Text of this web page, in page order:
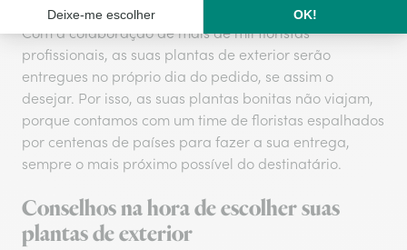
Com a colaboração de mais de mil floristas
profissionais, as suas plantas de exterior serão
entregues no próprio dia do pedido, se assim o
desejar. Por isso, as suas plantas bonitas não viajam,
porque contamos com um time de floristas espalhados
por centenas de países para fazer a sua entrega,
sempre o mais próximo possível do destinatário.
Conselhos na hora de escolher suas
plantas de exterior